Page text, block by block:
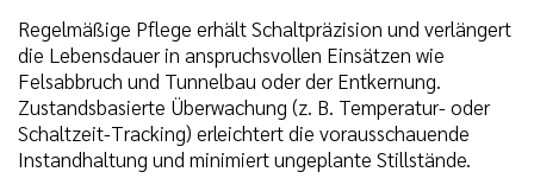
Regelmäßige Pflege erhält Schaltpräzision und verlängert
die Lebensdauer in anspruchsvollen Einsätzen wie
Felsabbruch und Tunnelbau oder der Entkernung.
Zustandsbasierte Überwachung (z. B. Temperatur- oder
Schaltzeit-Tracking) erleichtert die vorausschauende
Instandhaltung und minimiert ungeplante Stillstände.